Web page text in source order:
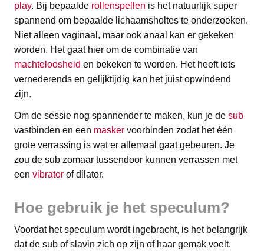
play. Bij bepaalde rollenspellen is het natuurlijk super
spannend om bepaalde lichaamsholtes te onderzoeken.
Niet alleen vaginaal, maar ook anaal kan er gekeken
worden. Het gaat hier om de combinatie van
machteloosheid en bekeken te worden. Het heeft iets
vernederends en gelijktijdig kan het juist opwindend
zijn.
Om de sessie nog spannender te maken, kun je de sub
vastbinden en een masker voorbinden zodat het één
grote verrassing is wat er allemaal gaat gebeuren. Je
zou de sub zomaar tussendoor kunnen verrassen met
een vibrator of dilator.
Hoe gebruik je het speculum?
Voordat het speculum wordt ingebracht, is het belangrijk
dat de sub of slavin zich op zijn of haar gemak voelt.